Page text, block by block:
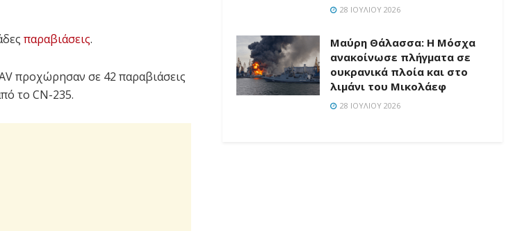
παραβιάσεις.
προχώρησαν σε 42 παραβιάσεις
το CN-235.
28 ΙΟΥΛΊΟΥ 2026
Μαύρη Θάλασσα: Η Μόσχα
ανακοίνωσε πλήγματα σε
ουκρανικά πλοία και στο
λιμάνι του Μικολάεφ
28 ΙΟΥΛΊΟΥ 2026